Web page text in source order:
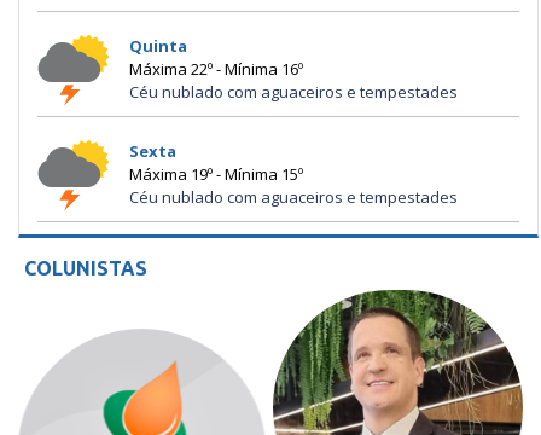
Quinta
Máxima 22º - Mínima 16º
Céu nublado com aguaceiros e tempestades
Sexta
Máxima 19º - Mínima 15º
Céu nublado com aguaceiros e tempestades
COLUNISTAS